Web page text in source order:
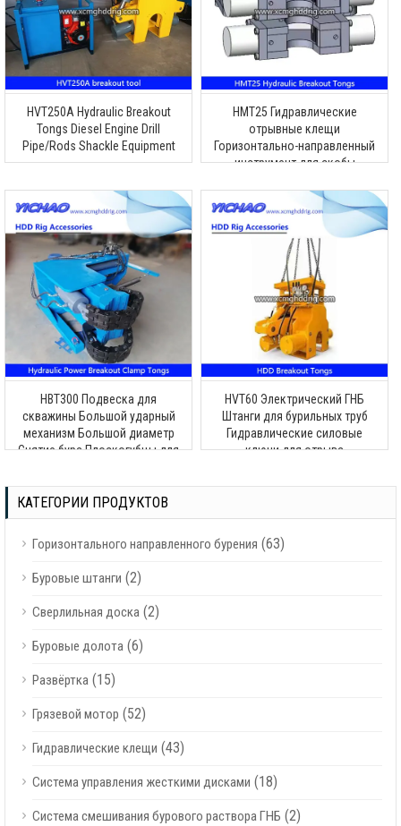
HVT250A Hydraulic Breakout
Tongs Diesel Engine Drill
Pipe/Rods Shackle Equipment
HMT25 Гидравлические
отрывные клещи
Горизонтально-направленный
инструмент для скобы
HBT300 Подвеска для
скважины Большой ударный
механизм Большой диаметр
Снятие бура Плоскогубцы для
HVT60 Электрический ГНБ
Штанги для бурильных труб
Гидравлические силовые
ключи для отрыва
КАТЕГОРИИ ПРОДУКТОВ
Горизонтального направленного бурения (63)
Буровые штанги (2)
Сверлильная доска (2)
Буровые долота (6)
Развёртка (15)
Грязевой мотор (52)
Гидравлические клещи (43)
Система управления жесткими дисками (18)
Система смешивания бурового раствора ГНБ (2)